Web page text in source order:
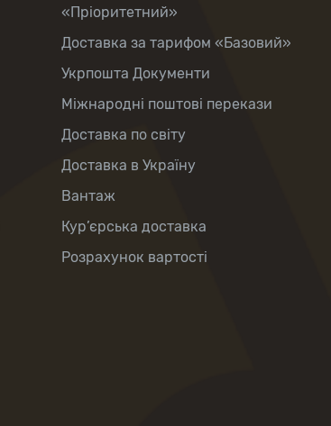
«Пріоритетний»
Доставка за тарифом «Базовий»
Укрпошта Документи
Міжнародні поштові перекази
Доставка по світу
Доставка в Україну
Вантаж
Кур’єрська доставка
Розрахунок вартості